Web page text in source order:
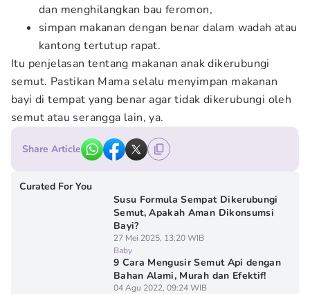
dan menghilangkan bau feromon,
simpan makanan dengan benar dalam wadah atau
kantong tertutup rapat.
Itu penjelasan tentang makanan anak dikerubungi
semut. Pastikan Mama selalu menyimpan makanan
bayi di tempat yang benar agar tidak dikerubungi oleh
semut atau serangga lain, ya.
Share Article
Curated For You
Susu Formula Sempat Dikerubungi
Semut, Apakah Aman Dikonsumsi
Bayi?
27 Mei 2025, 13:20 WIB
Baby
9 Cara Mengusir Semut Api dengan
Bahan Alami, Murah dan Efektif!
04 Agu 2022, 09:24 WIB